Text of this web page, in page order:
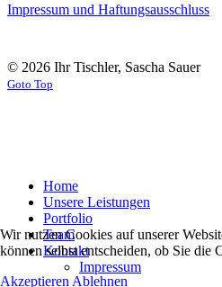
Impressum und Haftungsausschluss
© 2026 Ihr Tischler, Sascha Sauer
Goto Top
Home
Unsere Leistungen
Portfolio
Team
Kontakt
Impressum
Wir nutzen Cookies auf unserer
können selbst entscheiden, ob Sie die
Akzeptieren Ablehnen